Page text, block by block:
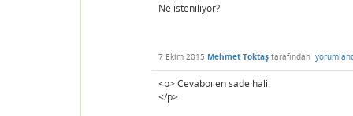
Ne isteniliyor?
7 Ekim 2015 Mehmet Toktaş tarafından
<p> Cevaboı en sade hali
</p>